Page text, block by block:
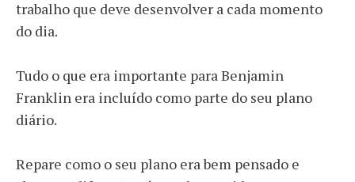
trabalho que deve desenvolver a cada momento
do dia.
Tudo o que era importante para Benjamin
Franklin era incluído como parte do seu plano
diário.
Repare como o seu plano era bem pensado e